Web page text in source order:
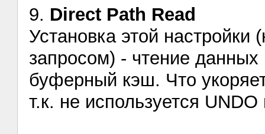
9. Direct Path Read
Установка этой
запросом) - чтение
буферный кэш. Что
т.к. не используется